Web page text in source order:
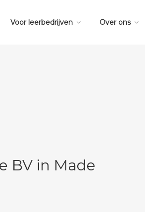
Voor leerbedrijven Over ons
BV in Made